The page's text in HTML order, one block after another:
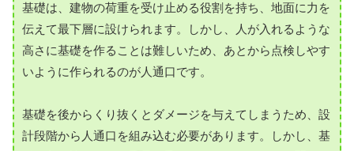
基礎は、建物の荷重を受け止める役割を持ち、地面に力を
伝えて最下層に設けられます。しかし、人が入れるような
高さに基礎を作ることは難しいため、あとから点検しやす
いように作られるのが人通口です。
基礎を後からくり抜くとダメージを与えてしまうため、設
計段階から人通口を組み込む必要があります。しかし、基